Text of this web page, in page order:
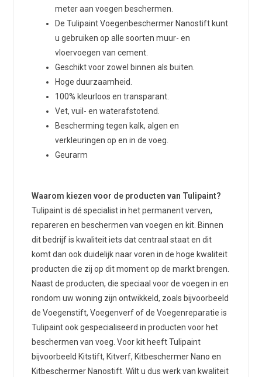
meter aan voegen beschermen.
De Tulipaint Voegenbeschermer Nanostift kunt
u gebruiken op alle soorten muur- en
vloervoegen van cement.
Geschikt voor zowel binnen als buiten.
Hoge duurzaamheid.
100% kleurloos en transparant.
Vet, vuil- en waterafstotend.
Bescherming tegen kalk, algen en
verkleuringen op en in de voeg.
Geurarm
Waarom kiezen voor de producten van Tulipaint?
Tulipaint is dé specialist in het permanent verven,
repareren en beschermen van voegen en kit. Binnen
dit bedrijf is kwaliteit iets dat centraal staat en dit
komt dan ook duidelijk naar voren in de hoge kwaliteit
producten die zij op dit moment op de markt brengen.
Naast de producten, die speciaal voor de voegen in en
rondom uw woning zijn ontwikkeld, zoals bijvoorbeeld
de Voegenstift, Voegenverf of de Voegenreparatie is
Tulipaint ook gespecialiseerd in producten voor het
beschermen van voeg. Voor kit heeft Tulipaint
bijvoorbeeld Kitstift, Kitverf, Kitbeschermer Nano en
Kitbeschermer Nanostift. Wilt u dus werk van kwaliteit